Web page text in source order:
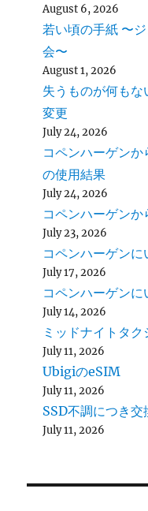
August 6, 2026
若い頃の手紙 〜
会〜
August 1, 2026
失うものが何も
変更
July 24, 2026
コペンハーゲン
の使用結果
July 24, 2026
コペンハーゲンか
July 23, 2026
コペンハーゲン
July 17, 2026
コペンハーゲンに
July 14, 2026
ミッドナイトタ
July 11, 2026
UbigiのeSIM
July 11, 2026
SSD不調につき交
July 11, 2026